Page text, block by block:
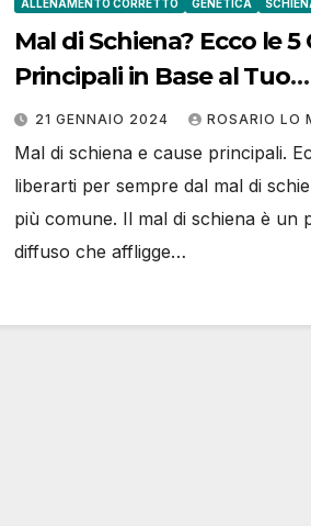
ALLENAMENTO CORRETTO GENETICA
Mal di Schiena? Ecco le 5
Principali in Base al Tuo
Somatotipo e Come
21 GENNAIO 2024 ROSARIO LO
Mal di schiena e cause principali.
liberarti per sempre dal mal di
più comune. Il mal di schiena è un
diffuso che affligge…